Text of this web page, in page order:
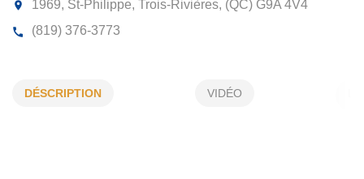
PLOMBERIE CRT THERRIEN
DÉSCRIPTION VIDÉO